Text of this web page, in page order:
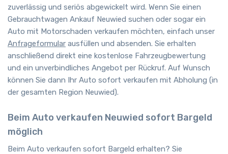
zuverlässig und seriös abgewickelt wird. Wenn Sie einen
Gebrauchtwagen Ankauf Neuwied suchen oder sogar ein
Auto mit Motorschaden verkaufen möchten, einfach unser
Anfrageformular ausfüllen und absenden. Sie erhalten
anschließend direkt eine kostenlose Fahrzeugbewertung
und ein unverbindliches Angebot per Rückruf. Auf Wunsch
können Sie dann Ihr Auto sofort verkaufen mit Abholung (in
der gesamten Region Neuwied).
Beim Auto verkaufen Neuwied sofort Bargeld
möglich
Beim Auto verkaufen sofort Bargeld erhalten? Sie